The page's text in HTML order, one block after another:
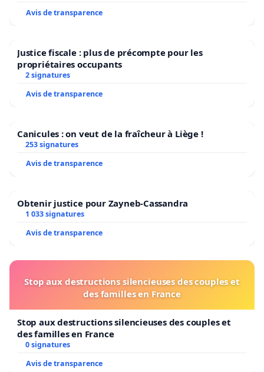
Avis de transparence
Justice fiscale : plus de précompte pour les
propriétaires occupants
2 signatures
Avis de transparence
Canicules : on veut de la fraîcheur à Liège !
253 signatures
Avis de transparence
Obtenir justice pour Zayneb-Cassandra
1 033 signatures
Avis de transparence
Stop aux destructions silencieuses des couples et
des familles en France
Stop aux destructions silencieuses des couples et
des familles en France
0 signatures
Avis de transparence